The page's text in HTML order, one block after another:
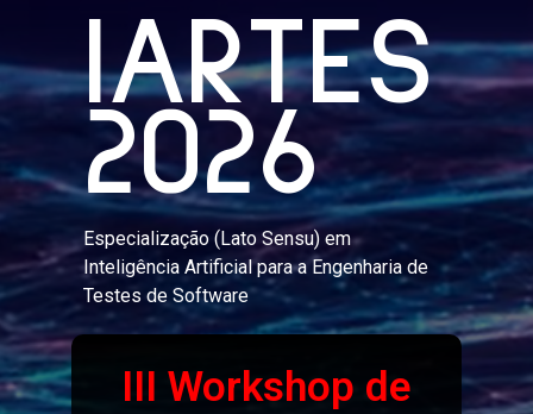
IARTES
2026
Especialização (Lato Sensu) em
Inteligência Artificial para a Engenharia de
Testes de Software
III Workshop de